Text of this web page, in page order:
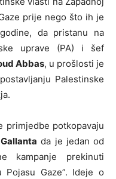
prije nego što ih je
da pristanu na
uprave (PA) i šef
Abbas, u prošlosti je
Palestinske
primjedbe potkopavaju
da je jedan od
kampanje prekinuti
Gaze”. Ideje o